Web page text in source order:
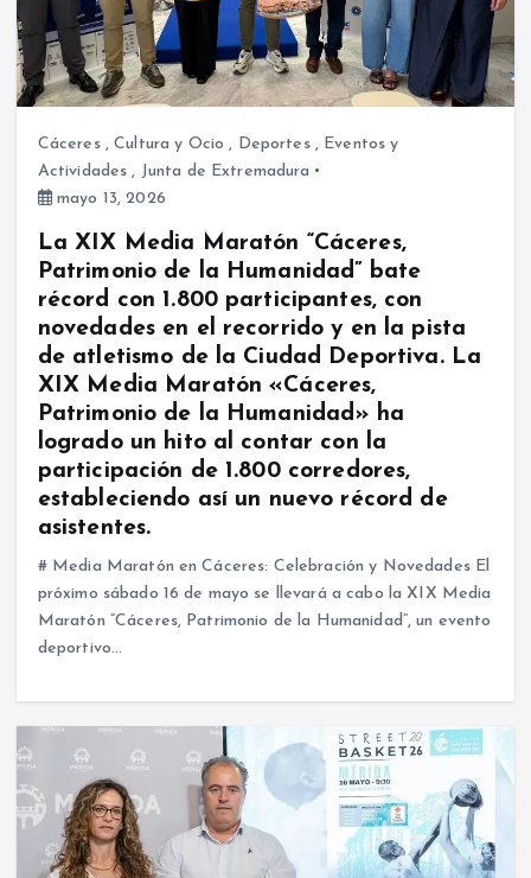
Cáceres,Cultura y Ocio , Deportes, Eventos y
Actividades , Junta de Extremadura
mayo 13, 2026
La XIX Media Maratón “Cáceres,
Patrimonio de la Humanidad” bate
récord con 1.800 participantes, con
novedades en el recorrido y en la pista
de atletismo de la Ciudad Deportiva. La
XIX Media Maratón «Cáceres,
Patrimonio de la Humanidad» ha
logrado un hito al contar con la
participación de 1.800 corredores,
estableciendo así un nuevo récord de
asistentes.
# Media Maratón en Cáceres: Celebración y Novedades El
próximo sábado 16 de mayo se llevará a cabo la XIX Media
Maratón “Cáceres, Patrimonio de la Humanidad”, un evento
deportivo…